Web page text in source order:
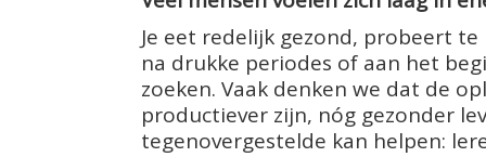
Je eet redelijk gezond, probeert
na drukke periodes of aan het
zoeken. Vaak denken we dat de
productiever zijn, nóg gezonder
tegenovergestelde kan helpen: